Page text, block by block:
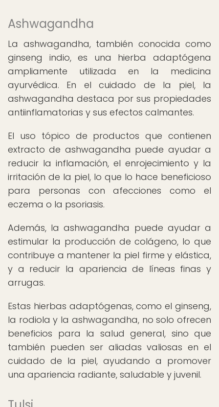
Ashwagandha
La ashwagandha, también conocida como
ginseng indio, es una hierba adaptógena
ampliamente utilizada en la medicina
ayurvédica. En el cuidado de la piel, la
ashwagandha destaca por sus propiedades
antiinflamatorias y sus efectos calmantes.
El uso tópico de productos que contienen
extracto de ashwagandha puede ayudar a
reducir la inflamación, el enrojecimiento y la
irritación de la piel, lo que lo hace beneficioso
para personas con afecciones como el
eczema o la psoriasis.
Además, la ashwagandha puede ayudar a
estimular la producción de colágeno, lo que
contribuye a mantener la piel firme y elástica,
y a reducir la apariencia de líneas finas y
arrugas.
Estas hierbas adaptógenas, como el ginseng,
la rodiola y la ashwagandha, no solo ofrecen
beneficios para la salud general, sino que
también pueden ser aliadas valiosas en el
cuidado de la piel, ayudando a promover
una apariencia radiante, saludable y juvenil.